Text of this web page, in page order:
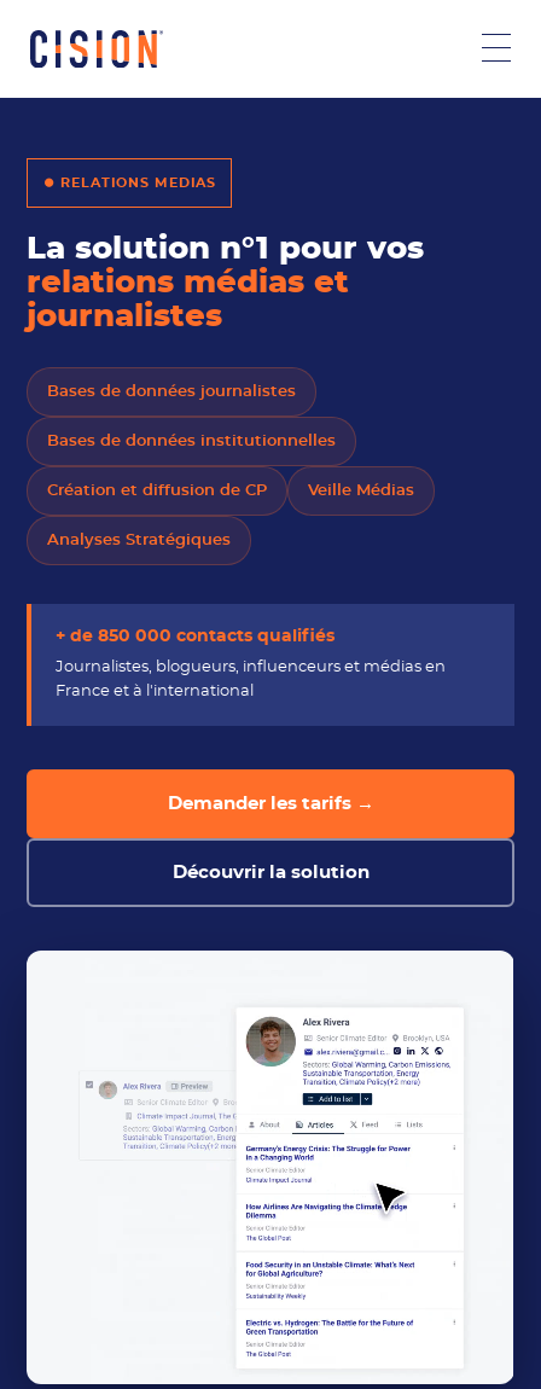
⏺ RELATIONS MEDIAS
La solution n°1 pour vos
relations médias et
journalistes
Bases de données journalistes
Bases de données institutionnelles
Création et diffusion de CP Veille Médias
Analyses Stratégiques
+ de 850 000 contacts qualifiés
Journalistes, blogueurs, influenceurs et médias en
France et à l'international
Demander les tarifs →
Découvrir la solution